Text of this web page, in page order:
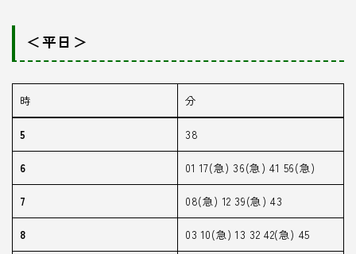
＜平日＞
時 分
5 38
6 01 17(急) 36(急) 41 56(急)
7 08(急) 12 39(急) 43
8 03 10(急) 13 32 42(急) 45